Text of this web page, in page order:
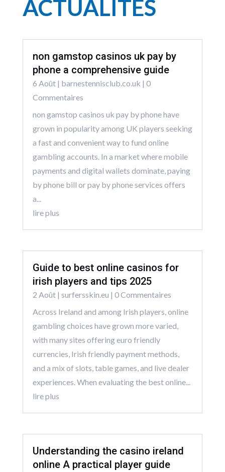
ACTUALITÉS
non gamstop casinos uk pay by
phone a comprehensive guide
6 Août| barnestennisclub.co.uk | 0
Commentaires
non gamstop casinos uk pay by phone have
grown in popularity among UK players seeking
a fast and convenient way to fund online
gambling accounts. In a market where mobile
payments and digital wallets dominate, paying
by phone bill or pay by phone services offers
a...
lire plus
Guide to best online casinos for
irish players and tips 2025
2 Août| surfersskin.eu | 0 Commentaires
Across Ireland and among Irish players, online
gambling choices have grown more varied,
with many sites offering euro friendly
currencies, Irish friendly payment methods,
and a mix of slots, table games, and live dealer
experiences. When evaluating the best online...
lire plus
Understanding the casino ireland
online A practical player guide